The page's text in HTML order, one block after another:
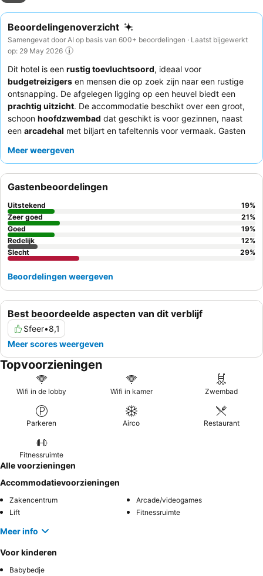
Beoordelingenoverzicht
Samengevat door AI op basis van 600+ beoordelingen · Laatst bijgewerkt
op: 29 May 2026
Dit hotel is een rustig toevluchtsoord, ideaal voor
budgetreizigers en mensen die op zoek zijn naar een rustige
ontsnapping. De afgelegen ligging op een heuvel biedt een
prachtig uitzicht. De accommodatie beschikt over een groot,
schoon hoofdzwembad dat geschikt is voor gezinnen, naast
een arcadehal met biljart en tafeltennis voor vermaak. Gasten
met name de receptie- en schoonmaakteams, en waarderen de
varkenskarbonades en tzatziki. Voor maximaal gemak en om de
omgeving te verkennen, is een
Meer weergeven
Best beoordeelde aspecten van dit verblijf
Sfeer•8,1
Meer scores weergeven
Gastenbeoordelingen
Uitstekend 19%
Zeer goed
21%
Goed
19%
Redelijk
12%
Slecht
29%
Beoordelingen weergeven
Topvoorzieningen
Wifi in de lobby Wifi in kamer Zwembad
Parkeren Airco Restaurant
Fitnessruimte
Alle voorzieningen
Accommodatievoorzieningen
Zakencentrum
Arcade/videogames
Lift
Fitnessruimte
Meer info
Voor kinderen
Babybedje